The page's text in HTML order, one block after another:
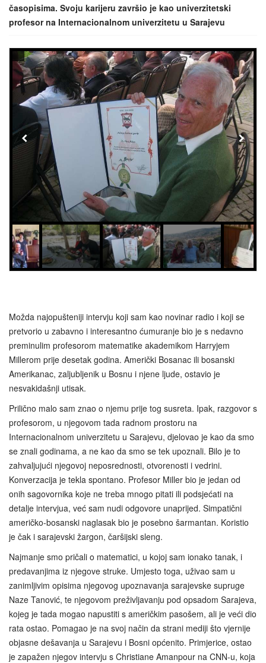
časopisima. Svoju karijeru završio je kao univerzitetski
profesor na Internacionalnom univerzitetu u Sarajevu
Možda najopušteniji intervju koji sam kao novinar radio i koji se
pretvorio u zabavno i interesantno ćumuranje bio je s nedavno
preminulim profesorom matematike akademikom Harryjem
Millerom prije desetak godina. Američki Bosanac ili bosanski
Amerikanac, zaljubljenik u Bosnu i njene ljude, ostavio je
nesvakidašnji utisak.
Prilično malo sam znao o njemu prije tog susreta. Ipak, razgovor s
profesorom, u njegovom tada radnom prostoru na
Internacionalnom univerzitetu u Sarajevu, djelovao je kao da smo
se znali godinama, a ne kao da smo se tek upoznali. Bilo je to
zahvaljujući njegovoj neposrednosti, otvorenosti i vedrini.
Konverzacija je tekla spontano. Profesor Miller bio je jedan od
onih sagovornika koje ne treba mnogo pitati ili podsjećati na
detalje intervjua, već sam nudi odgovore unaprijed. Simpatični
američko-bosanski naglasak bio je posebno šarmantan. Koristio
je čak i sarajevski žargon, čaršijski sleng.
Najmanje smo pričali o matematici, u kojoj sam ionako tanak, i
predavanjima iz njegove struke. Umjesto toga, uživao sam u
zanimljivim opisima njegovog upoznavanja sarajevske supruge
Naze Tanović, te njegovom preživljavanju pod opsadom Sarajeva,
kojeg je tada mogao napustiti s američkim pasošem, ali je veći dio
rata ostao. Pomagao je na svoj način da strani mediji što vjernije
objasne dešavanja u Sarajevu i Bosni općenito. Primjerice, ostao
je zapažen njegov intervju s Christiane Amanpour na CNN-u, koja